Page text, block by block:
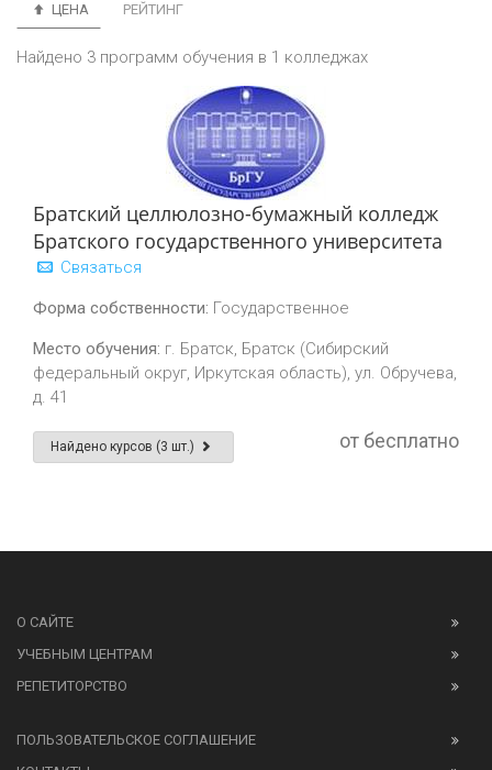
ЦЕНА РЕЙТИНГ
Найдено 3 программ обучения в 1 колледжах
Братский целлюлозно-бумажный колледж
Братского государственного университета
Связаться
Форма собственности: Государственное
Место обучения: г. Братск, Братск (Сибирский
федеральный округ, Иркутская область), ул. Обручева,
д. 41
Найдено курсов (3 шт.) от бесплатно
О САЙТЕ
УЧЕБНЫМ ЦЕНТРАМ
РЕПЕТИТОРСТВО
ПОЛЬЗОВАТЕЛЬСКОЕ СОГЛАШЕНИЕ